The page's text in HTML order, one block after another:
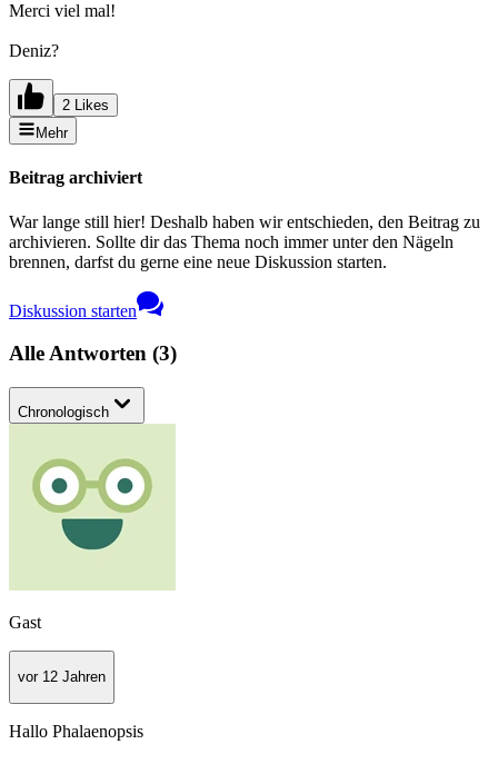
Merci viel mal!
Deniz?
2 Likes
Mehr
Beitrag archiviert
War lange still hier! Deshalb haben wir entschieden, den Beitrag zu
archivieren. Sollte dir das Thema noch immer unter den Nägeln
brennen, darfst du gerne eine neue Diskussion starten.
Diskussion starten
Alle Antworten (3)
Chronologisch
Gast
vor 12 Jahren
Hallo Phalaenopsis